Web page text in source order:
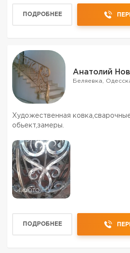
ПОДРОБНЕЕ
Анатолий
Беляевка,
Художественная
обьект,замеры.
4 ФОТО
ПОДРОБНЕЕ